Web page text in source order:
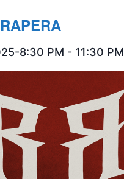
8:30 PM - 11:30 PM